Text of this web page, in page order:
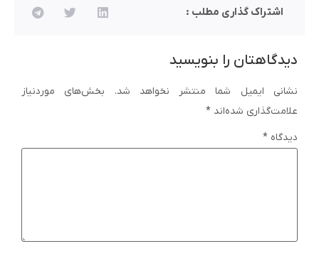
اشتراک گذاری مطلب :
دیدگاهتان را بنویسید
نشانی ایمیل شما منتشر نخواهد شد.
بخش‌های موردنیاز
علامت‌گذاری شده‌اند *
دیدگاه *